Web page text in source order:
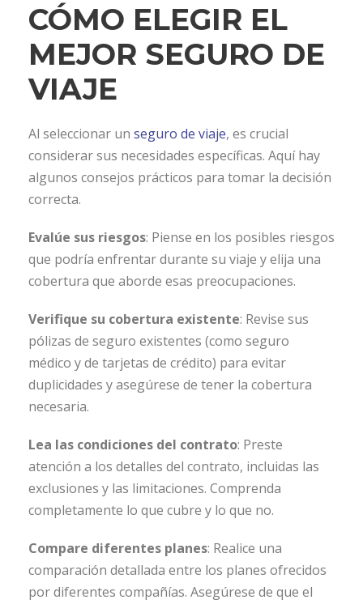
CÓMO ELEGIR EL
MEJOR SEGURO DE
VIAJE
Al seleccionar un seguro de viaje, es crucial
considerar sus necesidades específicas. Aquí hay
algunos consejos prácticos para tomar la decisión
correcta.
Evalúe sus riesgos: Piense en los posibles riesgos
que podría enfrentar durante su viaje y elija una
cobertura que aborde esas preocupaciones.
Verifique su cobertura existente: Revise sus
pólizas de seguro existentes (como seguro
médico y de tarjetas de crédito) para evitar
duplicidades y asegúrese de tener la cobertura
necesaria.
Lea las condiciones del contrato: Preste
atención a los detalles del contrato, incluidas las
exclusiones y las limitaciones. Comprenda
completamente lo que cubre y lo que no.
Compare diferentes planes: Realice una
comparación detallada entre los planes ofrecidos
por diferentes compañías. Asegúrese de que el